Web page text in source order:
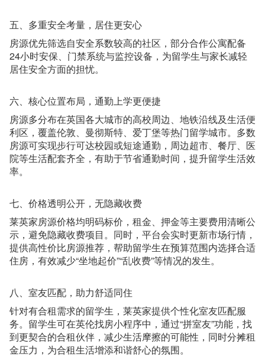
五、多重安全考量，居住更安心
房源优先筛选自安全系数较高的社区，部分合作公寓配备
24小时安保、门禁系统与监控设备，为留学生与家长减轻
居住安全方面的担忧。
六、核心位置布局，通勤上学更便捷
房源多分布在英国各大城市的高校周边、地铁沿线及生活便
利区，覆盖伦敦、曼彻斯特、爱丁堡等热门留学城市。多数
房源可实现步行可达校园或短途通勤，周边超市、餐厅、医
院等生活配套齐全，有助于节省通勤时间，提升留学生活效
率。
七、价格透明公开，无隐藏收费
莱英家房源价格均明码标价，租金、押金等主要费用清晰公
示，避免隐藏收费项目。同时，平台会实时更新市场行情，
提供高性价比房源推荐，帮助留学生在预算范围内选择合适
住房，有效减少“坐地起价”“乱收费”等情况的发生。
八、室友匹配，助力舒适同住
针对有合租需求的留学生，莱英家提供个性化室友匹配服
务。留学生可在英伦找房小程序中，通过“拼室友”功能，找
到更契合的合租伙伴，减少生活摩擦的可能性，同时分摊租
金压力，为合租生活增添和谐舒心的氛围。